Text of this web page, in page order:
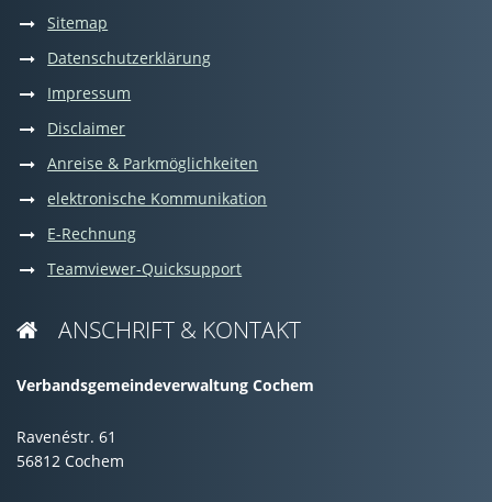
Sitemap
Datenschutzerklärung
Impressum
Disclaimer
Anreise & Parkmöglichkeiten
elektronische Kommunikation
E-Rechnung
Teamviewer-Quicksupport
 ANSCHRIFT & KONTAKT
Verbandsgemeindeverwaltung Cochem
Ravenéstr. 61
56812 Cochem